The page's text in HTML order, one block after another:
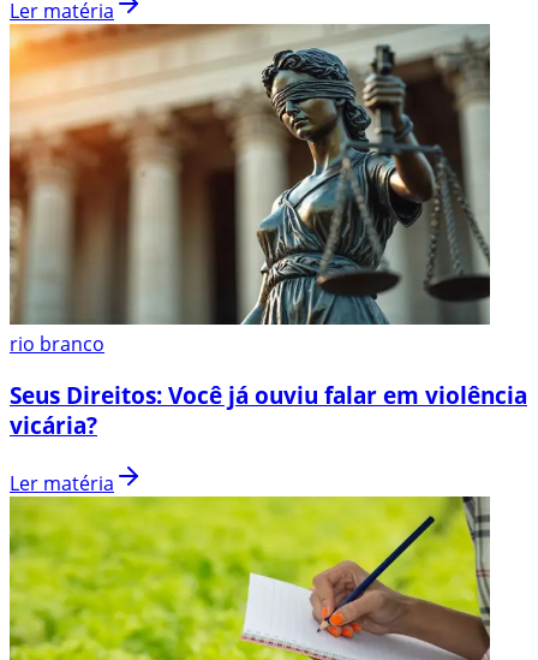
Ler matéria
rio branco
Seus Direitos: Você já ouviu falar em violência
vicária?
Ler matéria